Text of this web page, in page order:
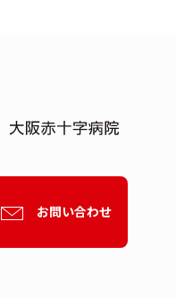
お問い合わせ